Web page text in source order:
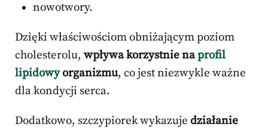
nowotwory.
Dzięki właściwościom obniżającym poziom
cholesterolu, wpływa korzystnie naprofil
lipidowyorganizmu, co jest niezwykle ważne
dla kondycji serca.
Dodatkowo, szczypiorek wykazuje działanie